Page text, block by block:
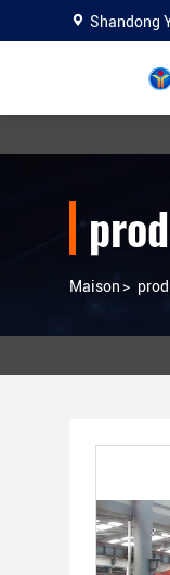
Shandong
Maison >